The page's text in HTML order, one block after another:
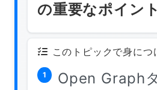
の重要なポイン
このトピックで身につ
1
Open Graph